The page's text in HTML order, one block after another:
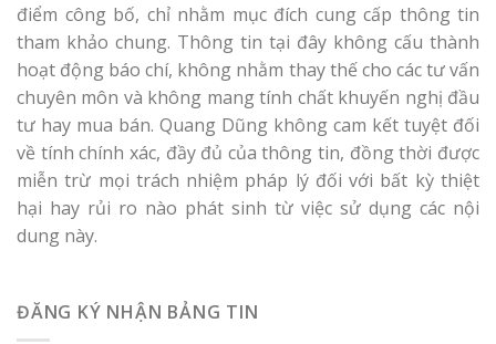
điểm công bố, chỉ nhằm mục đích cung cấp thông tin
tham khảo chung. Thông tin tại đây không cấu thành
hoạt động báo chí, không nhằm thay thế cho các tư vấn
chuyên môn và không mang tính chất khuyến nghị đầu
tư hay mua bán. Quang Dũng không cam kết tuyệt đối
về tính chính xác, đầy đủ của thông tin, đồng thời được
miễn trừ mọi trách nhiệm pháp lý đối với bất kỳ thiệt
hại hay rủi ro nào phát sinh từ việc sử dụng các nội
dung này.
ĐĂNG KÝ NHẬN BẢNG TIN